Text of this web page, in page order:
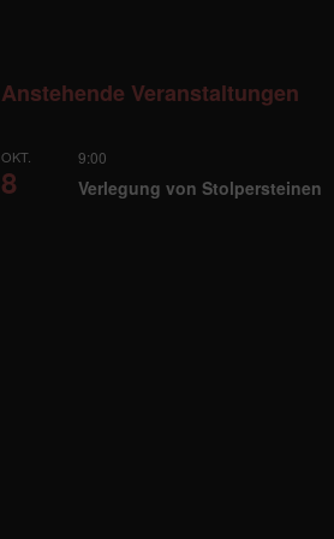
Anstehende Veranstaltungen
OKT.
8
9:00
Verlegung von Stolpersteinen